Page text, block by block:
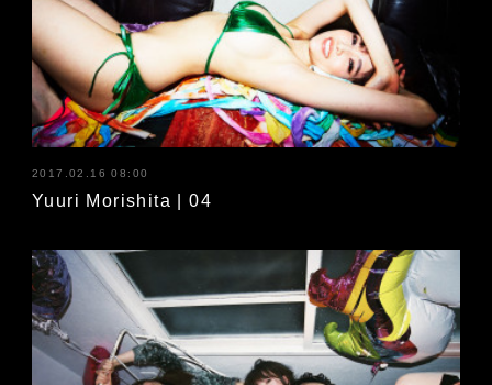
2017.02.16 08:00
Yuuri Morishita | 04